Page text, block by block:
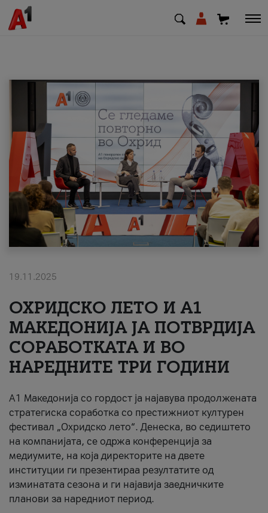
МК SQ
Приватни Деловни
Поддршка
Надополни кредит
#ПодобарОнлајн
19.11.2025
ОХРИДСКО ЛЕТО И A1
МАКЕДОНИЈА ЈА ПОТВРДИЈА
СОРАБОТКАТА И ВО
НАРЕДНИТЕ ТРИ ГОДИНИ
A1 Македонија со гордост ја најавува продолжената
стратегиска соработка со престижниот културен
фестивал „Охридско лето“. Денеска, во седиштето
на компанијата, се одржа конференција за
медиумите, на која директорите на двете
институции ги презентираа резултатите од
изминатата сезона и ги најавија заедничките
планови за наредниот период.